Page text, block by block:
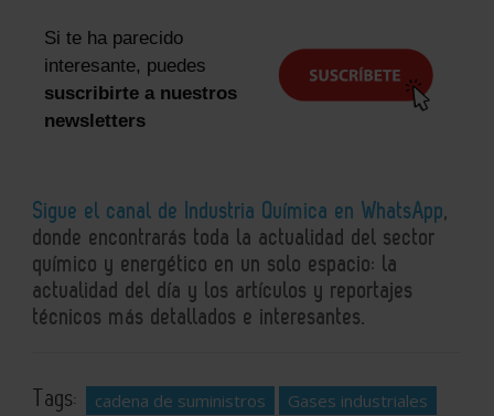
Si te ha parecido
interesante, puedes
suscribirte a nuestros
newsletters
Sigue el canal de Industria Química en WhatsApp,
donde encontrarás toda la actualidad del sector
químico y energético en un solo espacio: la
actualidad del día y los artículos y reportajes
técnicos más detallados e interesantes.
Tags: cadena de suministros
Gases industriales